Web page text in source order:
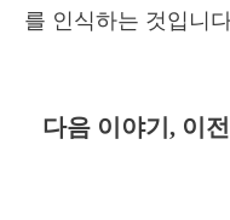
를 인식하는 것입니
다음 이야기, 이